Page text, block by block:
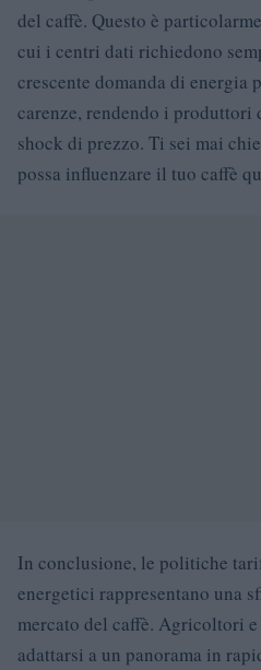
del caffè. Questo è
cui i centri dati richiedono
crescente domanda di energia
carenze, rendendo i
shock di prezzo. Ti sei mai
possa influenzare il tuo caffè
In conclusione, le politiche
energetici rappresentano una
mercato del caffè. Agricoltori
adattarsi a un panorama in